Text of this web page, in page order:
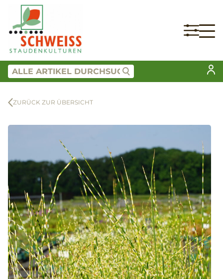
ZURÜCK ZUR ÜBERSICHT